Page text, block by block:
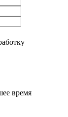
время